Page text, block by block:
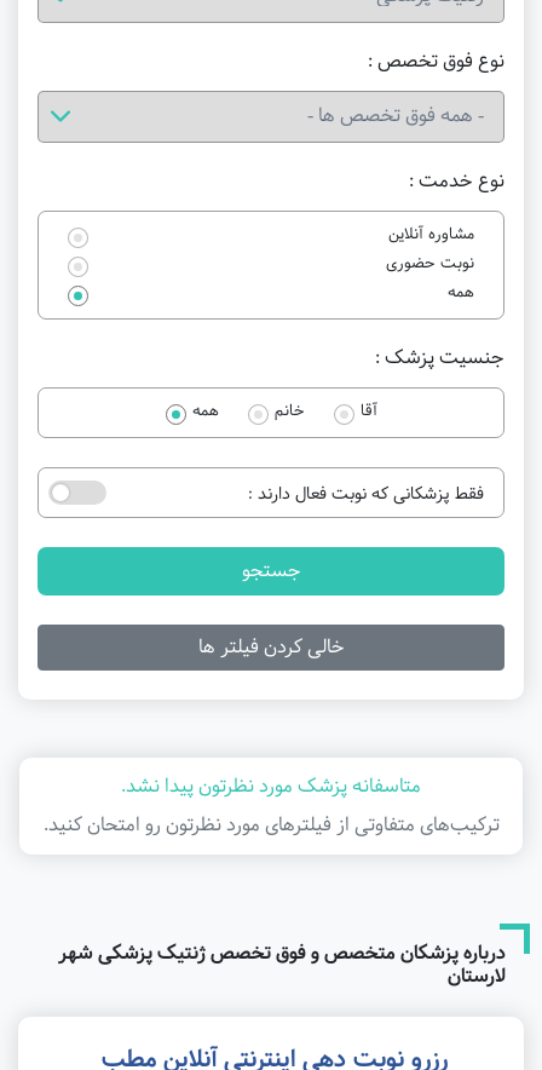
نوع خدمت :
مشاوره آنلاین
نوبت حضوری
همه
نوع فوق تخصص :
جنسیت پزشک :
آقا خانم همه
فقط پزشکانی که نوبت فعال دارند :
جستجو
خالی کردن فیلتر ها
متاسفانه پزشک مورد نظرتون پیدا نشد.
ترکیب‌های متفاوتی از فیلتر‌های مورد نظرتون رو امتحان کنید.
درباره پزشکان متخصص و فوق تخصص ژنتیک پزشکی شهر
لارستان
رزرو نوبت دهی اینترنتی آنلاین مطب